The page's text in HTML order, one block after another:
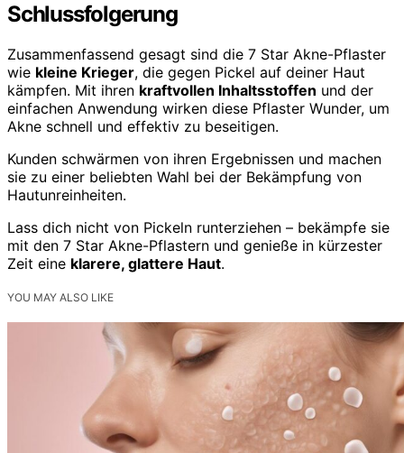
Schlussfolgerung
Zusammenfassend gesagt sind die 7 Star Akne-Pflaster
wie kleine Krieger, die gegen Pickel auf deiner Haut
kämpfen. Mit ihren kraftvollen Inhaltsstoffen und der
einfachen Anwendung wirken diese Pflaster Wunder, um
Akne schnell und effektiv zu beseitigen.
Kunden schwärmen von ihren Ergebnissen und machen
sie zu einer beliebten Wahl bei der Bekämpfung von
Hautunreinheiten.
Lass dich nicht von Pickeln runterziehen – bekämpfe sie
mit den 7 Star Akne-Pflastern und genieße in kürzester
Zeit eine klarere, glattere Haut.
YOU MAY ALSO LIKE